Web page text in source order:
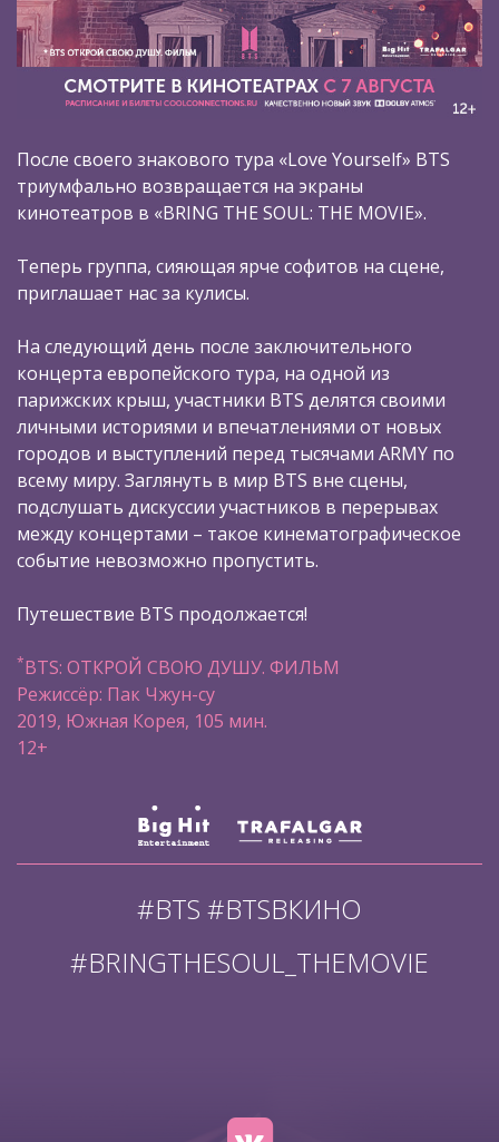
После своего знакового тура «Love Yourself» BTS
триумфально возвращается на экраны
кинотеатров в «BRING THE SOUL: THE MOVIE».
Теперь группа, сияющая ярче софитов на сцене,
приглашает нас за кулисы.
На следующий день после заключительного
концерта европейского тура, на одной из
парижских крыш, участники BTS делятся своими
личными историями и впечатлениями от новых
городов и выступлений перед тысячами ARMY по
всему миру. Заглянуть в мир BTS вне сцены,
подслушать дискуссии участников в перерывах
между концертами – такое кинематографическое
событие невозможно пропустить.
Путешествие BTS продолжается!
*BTS: ОТКРОЙ СВОЮ ДУШУ. ФИЛЬМ
Режиссёр: Пак Чжун-су
2019, Южная Корея, 105 мин.
12+
#BTS #BTSВКИНО
#BRINGTHESOUL_THEMOVIE